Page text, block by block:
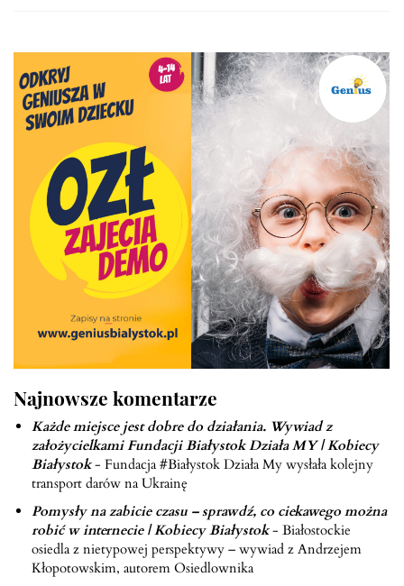
Najnowsze komentarze
Każde miejsce jest dobre do działania. Wywiad z
założycielkami Fundacji Białystok Działa MY | Kobiecy
Białystok- Fundacja #Białystok Działa My wysłała kolejny
transport darów na Ukrainę
Pomysły na zabicie czasu – sprawdź, co ciekawego można
robić w internecie | Kobiecy Białystok- Białostockie
osiedla z nietypowej perspektywy – wywiad z Andrzejem
Kłopotowskim, autorem Osiedlownika